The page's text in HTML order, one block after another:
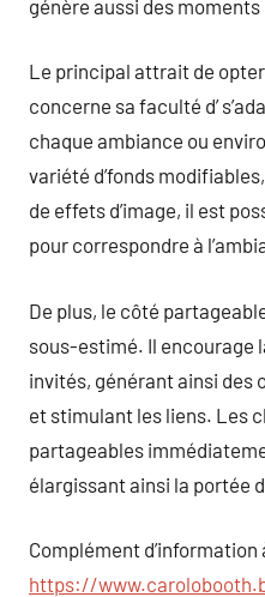
génère aussi des
Le principal attrait de
concerne sa faculté d’
chaque ambiance ou
variété d’fonds
de effets d’image, il est
pour correspondre à
De plus, le côté
sous-estimé. Il encourage
invités, générant ainsi des
et stimulant les liens. Les
partageables
élargissant ainsi la portée
Complément d’information
https://